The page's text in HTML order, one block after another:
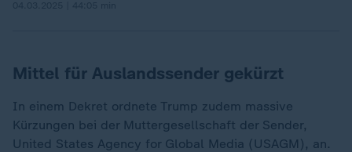
Mittel für Auslandssender gekürzt
In einem Dekret ordnete Trump zudem massive
Kürzungen bei der Muttergesellschaft der Sender,
United States Agency for Global Media (USAGM), an.